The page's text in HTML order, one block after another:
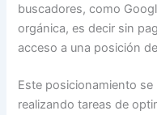
buscadores, como
orgánica, es decir sin
acceso a una posición
Este posicionamiento
realizando tareas de